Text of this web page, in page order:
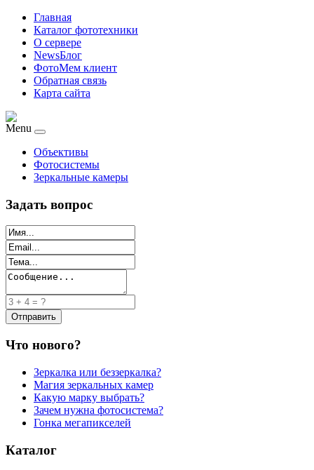
Главная
Каталог фототехники
О сервере
NewsБлог
ФотоМем клиент
Обратная связь
Карта сайта
Menu
Объективы
Фотосистемы
Зеркальные камеры
Задать вопрос
Что нового?
Зеркалка или беззеркалка?
Магия зеркальных камер
Какую марку выбрать?
Зачем нужна фотосистема?
Гонка мегапикселей
Каталог